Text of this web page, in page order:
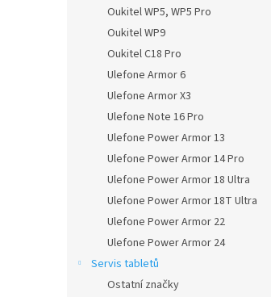
Oukitel WP5, WP5 Pro
Oukitel WP9
Oukitel C18 Pro
Ulefone Armor 6
Ulefone Armor X3
Ulefone Note 16 Pro
Ulefone Power Armor 13
Ulefone Power Armor 14 Pro
Ulefone Power Armor 18 Ultra
Ulefone Power Armor 18T Ultra
Ulefone Power Armor 22
Ulefone Power Armor 24
Servis tabletů
Ostatní značky